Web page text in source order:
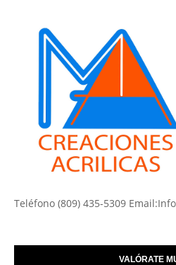
Teléfono (809) 435-5309
VALÓRATE